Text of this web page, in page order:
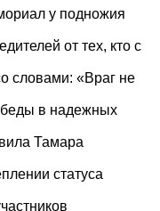
у подножия
от тех, кто с
словами: «Враг не
в надежных
Тамара
статуса